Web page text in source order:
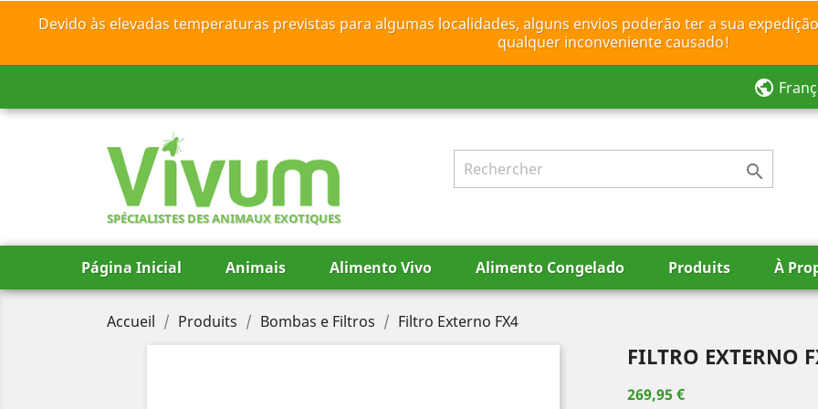
Devido às elevadas temperaturas previstas para algumas localidades, alguns envios poderão ter a sua
qualquer inconveniente causado!
public
SPÉCIALISTES DES ANIMAUX EXOTIQUES

Página Inicial Animais Alimento Vivo Alimento Congelado Produits À
Accueil Produits Bombas e Filtros Filtro Externo FX4
FILTRO EXTERNO
269,95 €